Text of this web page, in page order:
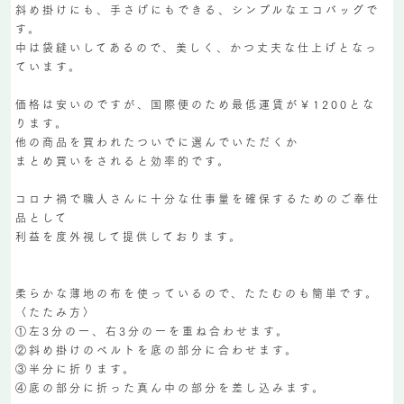
斜め掛けにも、手さげにもできる、シンプルなエコバッグで
す。
中は袋縫いしてあるので、美しく、かつ丈夫な仕上げとなっ
ています。
価格は安いのですが、国際便のため最低運賃が￥1200とな
ります。
他の商品を買われたついでに選んでいただくか
まとめ買いをされると効率的です。
コロナ禍で職人さんに十分な仕事量を確保するためのご奉仕
品として
利益を度外視して提供しております。
柔らかな薄地の布を使っているので、たたむのも簡単です。
〈たたみ方〉
①左3分の一、右3分の一を重ね合わせます。
②斜め掛けのベルトを底の部分に合わせます。
③半分に折ります。
④底の部分に折った真ん中の部分を差し込みます。